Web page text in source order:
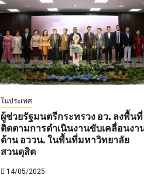
ในประเทศ
ผู้ช่วยรัฐมนตรีกระทรวง อว. ลงพื้นที่
ติดตามการดำเนินงานขับเคลื่อนงา
ด้าน อววน. ในพื้นที่มหาวิทยาลัย
สวนดุสิต
14/05/2025